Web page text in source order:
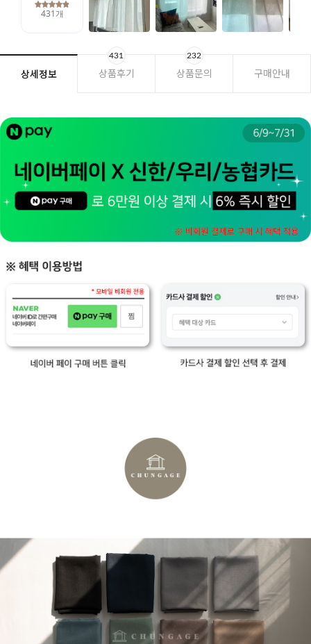
상세정보 상품후기
431
상품문의
232
구매안내